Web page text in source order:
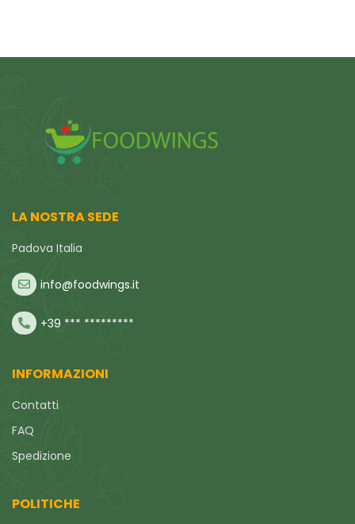
LA NOSTRA SEDE
Padova Italia
info@foodwings.it
+39 *** *********
INFORMAZIONI
Contatti
FAQ
Spedizione
POLITICHE